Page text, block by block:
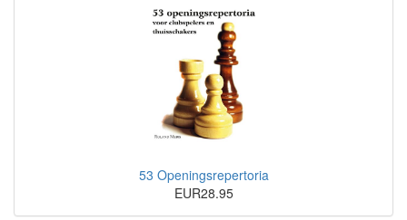
53 Openingsrepertoria
EUR28.95